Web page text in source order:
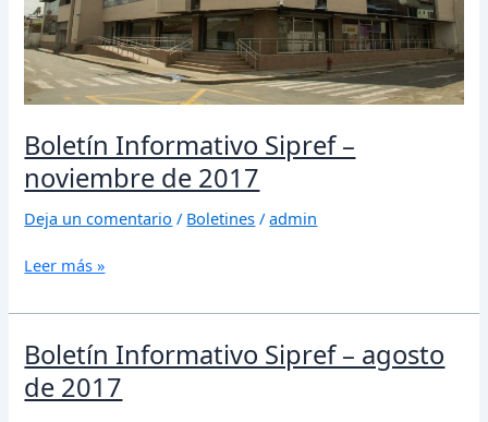
Boletín Informativo Sipref –
noviembre de 2017
Deja un comentario / Boletines /admin
Leer más »
Boletín Informativo Sipref – agosto
de 2017
Boletín
Informativo
Sipref